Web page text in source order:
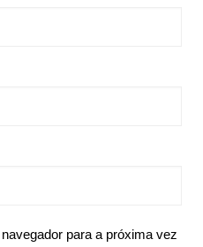
para a próxima vez